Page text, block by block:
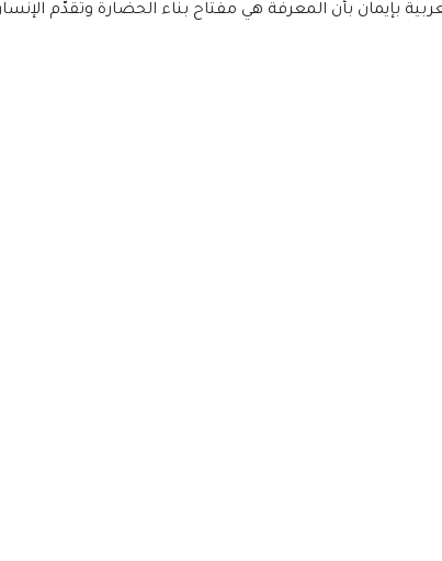
بإيمان بأن المعرفة هي مفتاح بناء الحضارة وتقدُّم